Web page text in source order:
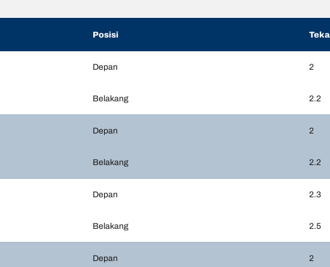
Posisi
Depan 2
Belakang 2.2
Depan 2
Belakang 2.2
Depan 2.3
Belakang 2.5
Depan 2